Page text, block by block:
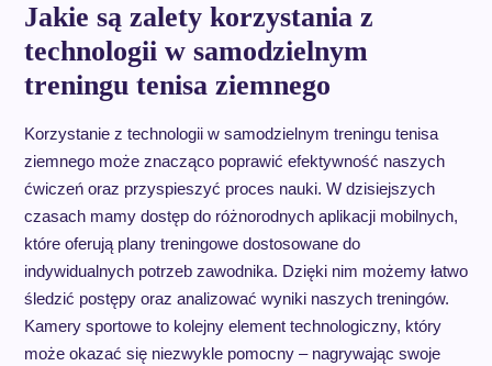
Jakie są zalety korzystania z
technologii w samodzielnym
treningu tenisa ziemnego
Korzystanie z technologii w samodzielnym treningu tenisa
ziemnego może znacząco poprawić efektywność naszych
ćwiczeń oraz przyspieszyć proces nauki. W dzisiejszych
czasach mamy dostęp do różnorodnych aplikacji mobilnych,
które oferują plany treningowe dostosowane do
indywidualnych potrzeb zawodnika. Dzięki nim możemy łatwo
śledzić postępy oraz analizować wyniki naszych treningów.
Kamery sportowe to kolejny element technologiczny, który
może okazać się niezwykle pomocny – nagrywając swoje